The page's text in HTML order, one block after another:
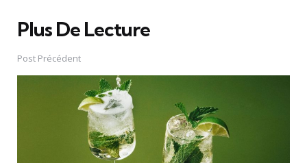
Plus De Lecture
Post
navigation
Post Précédent